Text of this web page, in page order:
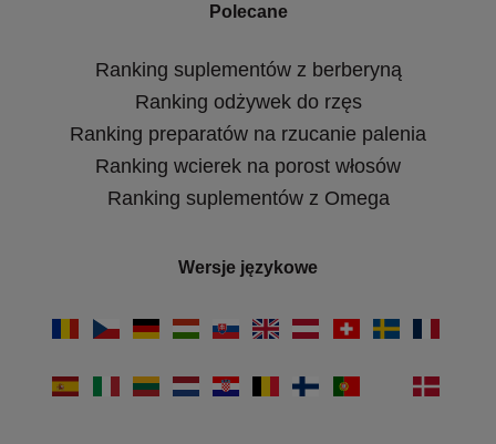
Polecane
Ranking suplementów z berberyną
Ranking odżywek do rzęs
Ranking preparatów na rzucanie palenia
Ranking wcierek na porost włosów
Ranking suplementów z Omega
Wersje językowe